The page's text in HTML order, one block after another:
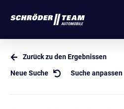
Zurück zu den Ergebnissen
Neue Suche Suche anpassen